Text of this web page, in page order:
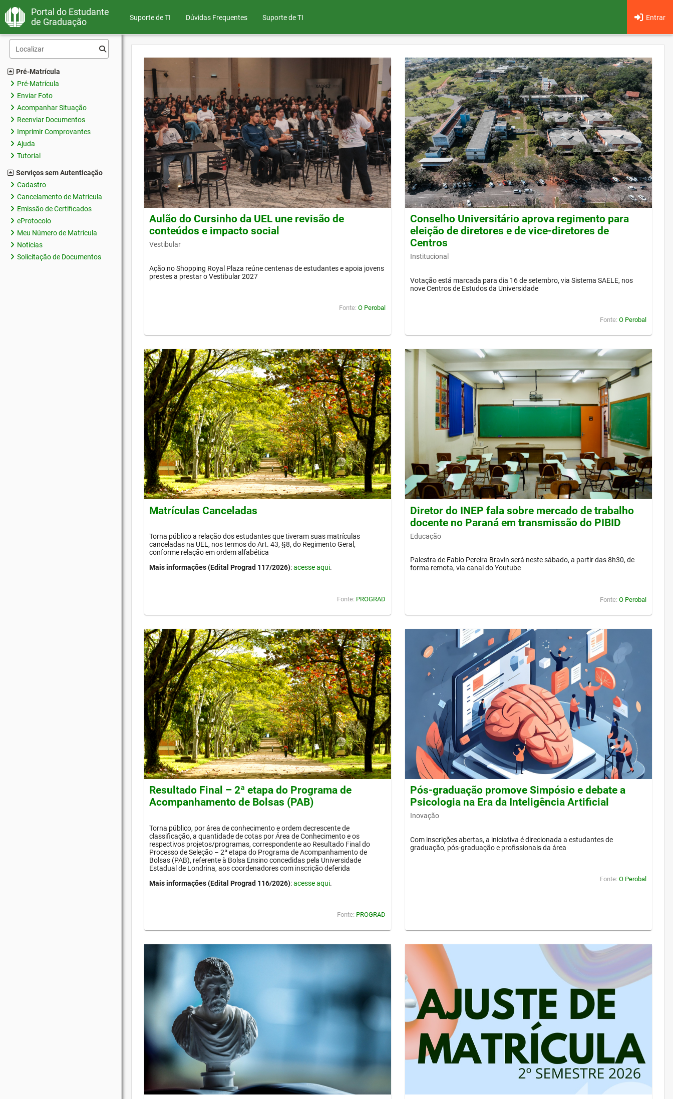
Portal do Estudante
de Graduação
Suporte de TI Dúvidas Frequentes Entrar
Suporte de TI
Pré-Matrícula
Pré-Matrícula
Enviar Foto
Acompanhar Situação
Reenviar Documentos
Imprimir Comprovantes
Ajuda
Tutorial
Serviços sem Autenticação
Cadastro
Cancelamento de Matrícula
Emissão de Certificados
eProtocolo
Meu Número de Matrícula
Notícias
Solicitação de Documentos
Aulão do Cursinho da UEL une revisão de
conteúdos e impacto social
Vestibular
Ação no Shopping Royal Plaza reúne centenas de estudantes e apoia jovens
prestes a prestar o Vestibular 2027
Fonte: O Perobal
Conselho Universitário aprova regimento para
eleição de diretores e de vice-diretores de
Centros
Institucional
Votação está marcada para dia 16 de setembro, via Sistema SAELE, nos
nove Centros de Estudos da Universidade
Fonte: O Perobal
Matrículas Canceladas
Torna público a relação dos estudantes que tiveram suas matrículas
canceladas na UEL, nos termos do Art. 43, §8, do Regimento Geral,
conforme relação em ordem alfabética
Mais informações (Edital Prograd 117/2026):acesse aqui.
Fonte: PROGRAD
Diretor do INEP fala sobre mercado de trabalho
docente no Paraná em transmissão do PIBID
Educação
Palestra de Fabio Pereira Bravin será neste sábado, a partir das 8h30, de
forma remota, via canal do Youtube
Fonte: O Perobal
Resultado Final – 2ª etapa do Programa de
Acompanhamento de Bolsas (PAB)
Torna público, por área de conhecimento e ordem decrescente de
classificação, a quantidade de cotas por Área de Conhecimento e os
respectivos projetos/programas, correspondente ao Resultado Final do
Processo de Seleção – 2ª etapa do Programa de Acompanhamento de
Bolsas (PAB), referente à Bolsa Ensino concedidas pela Universidade
Estadual de Londrina, aos coordenadores com inscrição deferida
Mais informações (Edital Prograd 116/2026):acesse aqui.
Fonte: PROGRAD
Pós-graduação promove Simpósio e debate a
Psicologia na Era da Inteligência Artificial
Inovação
Com inscrições abertas, a iniciativa é direcionada a estudantes de
graduação, pós-graduação e profissionais da área
Fonte: O Perobal